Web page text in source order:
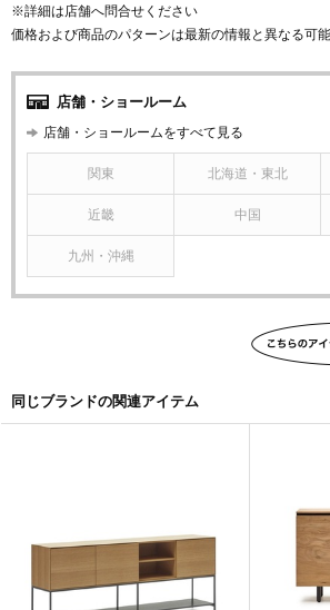
※詳細は店舗へ問合せください
価格および商品のパターンは最新の情報と異なる可
店舗・ショールーム
店舗・ショールームをすべて見る
関東 北海道・東北
近畿 中国
九州・沖縄
同じブランドの関連アイテム